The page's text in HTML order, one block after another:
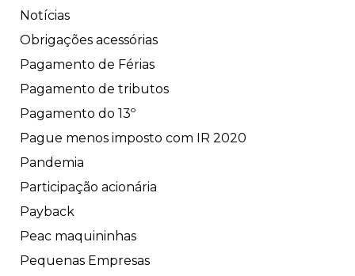
Notícias
Obrigações acessórias
Pagamento de Férias
Pagamento de tributos
Pagamento do 13º
Pague menos imposto com IR 2020
Pandemia
Participação acionária
Payback
Peac maquininhas
Pequenas Empresas